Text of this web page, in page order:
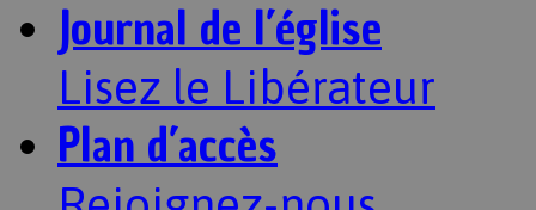
Journal de l’église
Lisez le Libérateur
Plan d’accès